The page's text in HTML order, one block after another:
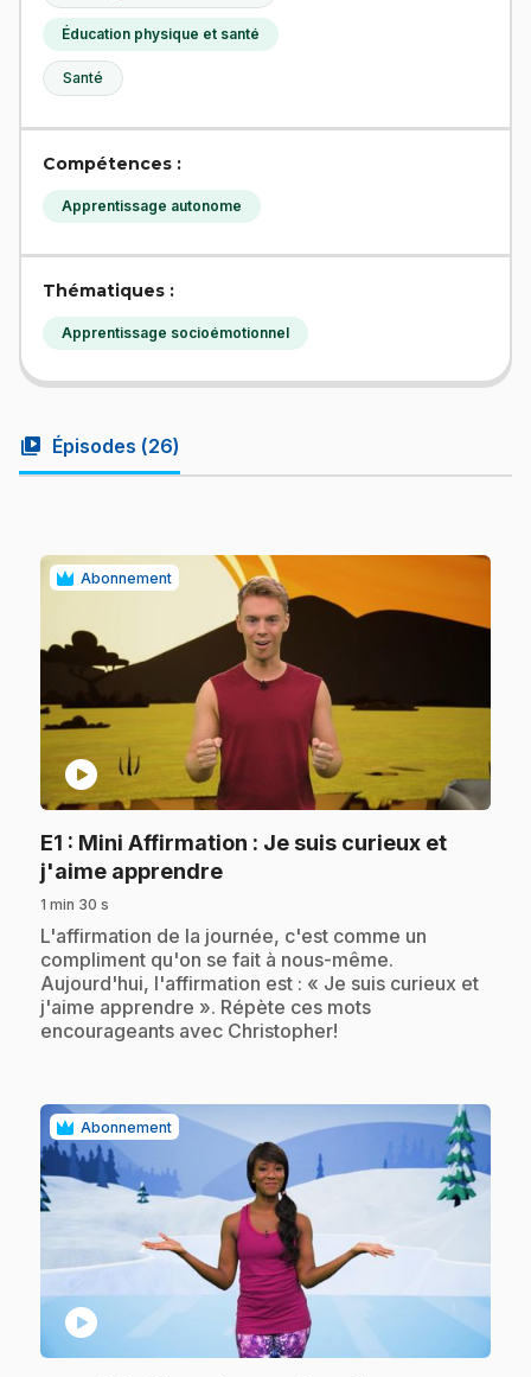
Éducation physique et santé
Santé
Compétences :
Apprentissage autonome
Thématiques :
Apprentissage socioémotionnel
video_library Épisodes (26)
Abonnement
play_circle
E1 : Mini Affirmation : Je suis curieux et
j'aime apprendre.
1 min 30 s
.L'affirmation de la journée, c'est comme un
compliment qu'on se fait à nous-même.
Aujourd'hui, l'affirmation est : « Je suis curieux et
j'aime apprendre ». Répète ces mots
encourageants avec Christopher!
Abonnement
play_circle